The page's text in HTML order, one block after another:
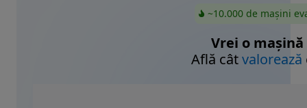
~10.000 de mașini
Vrei o mașină
Află câtvalorează